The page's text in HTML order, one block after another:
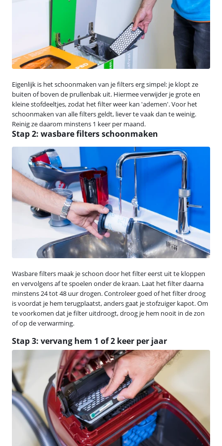
Eigenlijk is het schoonmaken van je filters erg simpel: je klopt ze
buiten of boven de prullenbak uit. Hiermee verwijder je grote en
kleine stofdeeltjes, zodat het filter weer kan 'ademen'. Voor het
schoonmaken van alle filters geldt, liever te vaak dan te weinig.
Reinig ze daarom minstens 1 keer per maand.
Stap 2: wasbare filters schoonmaken
Wasbare filters maak je schoon door het filter eerst uit te kloppen
en vervolgens af te spoelen onder de kraan. Laat het filter daarna
minstens 24 tot 48 uur drogen. Controleer goed of het filter droog
is voordat je hem terugplaatst, anders gaat je stofzuiger kapot. Om
te voorkomen dat je filter uitdroogt, droog je hem nooit in de zon
of op de verwarming.
Stap 3: vervang hem 1 of 2 keer per jaar